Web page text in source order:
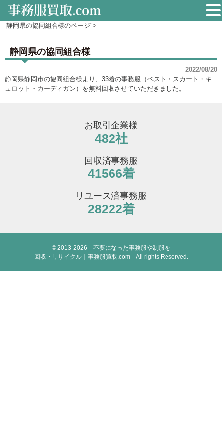
｜静岡県の協同組合様のページ">
静岡県の協同組合様
2022/08/20
静岡県静岡市の協同組合様より、33着の事務服（ベスト・スカート・キ
ュロット・カーディガン）を無料回収させていただきました。
お取引企業様
482社
回収済事務服
41566着
リユース済事務服
28222着
© 2013-2026 不要になった事務服や制服を
回収・リサイクル｜事務服買取.comAll rights Reserved.